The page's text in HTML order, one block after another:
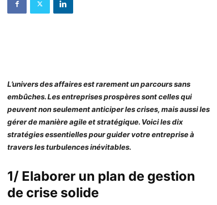
L’univers des affaires est rarement un parcours sans
embûches. Les entreprises prospères sont celles qui
peuvent non seulement anticiper les crises, mais aussi les
gérer de manière agile et stratégique. Voici les dix
stratégies essentielles pour guider votre entreprise à
travers les turbulences inévitables.
1/ Elaborer un plan de gestion
de crise solide